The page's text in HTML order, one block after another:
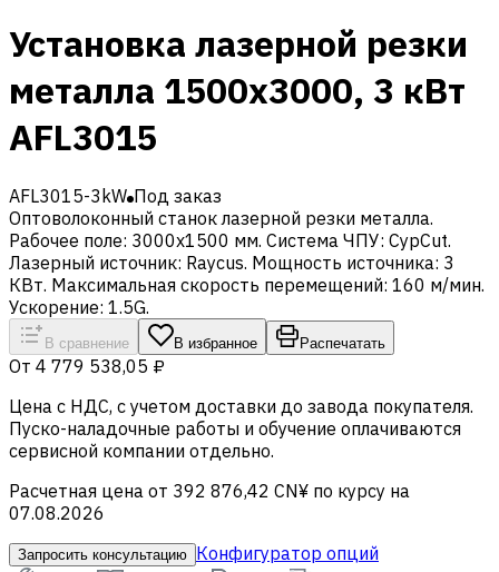
Установка лазерной резки
металла 1500x3000, 3 кВт
AFL3015
AFL3015-3kW Под заказ
Оптоволоконный станок лазерной резки металла.
Рабочее поле: 3000х1500 мм. Система ЧПУ: CypCut.
Лазерный источник: Raycus. Мощность источника: 3
КВт. Максимальная скорость перемещений: 160 м/мин.
Ускорение: 1.5G.
В сравнение В избранное Распечатать
От 4 779 538,05 ₽
Цена c НДС, с учетом доставки до завода покупателя.
Пуско-наладочные работы и обучение оплачиваются
сервисной компании отдельно.
Расчетная цена от 392 876,42 CN¥ по курсу на
07.08.2026
Запросить консультацию Конфигуратор опций